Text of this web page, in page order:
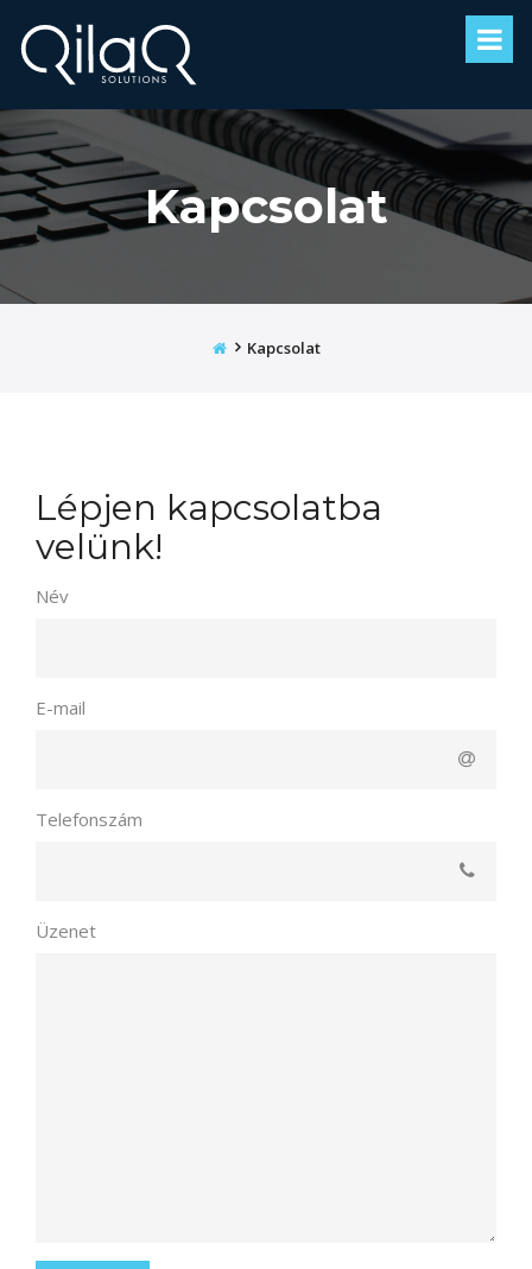
Kapcsolat
Kezdőoldal
Kapcsolat
Lépjen kapcsolatba
velünk!
Név
E-mail
Telefonszám
Üzenet